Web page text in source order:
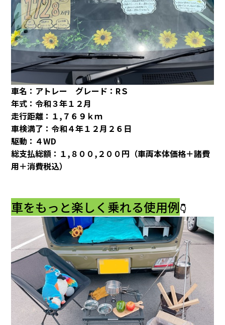
車名：アトレー グレード：RＳ
年式：令和３年１２月
走行距離：１,７６９ｋｍ
車検満了：令和４年１２月２６日
駆動：４WD
総支払総額：１,８００,２００円（車両本体価格＋諸費
用＋消費税込）
車をもっと楽しく乗れる使用例👇